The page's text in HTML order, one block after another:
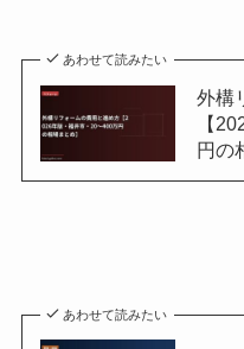
あわせて読みたい
外構
【
円の
あわせて読みたい